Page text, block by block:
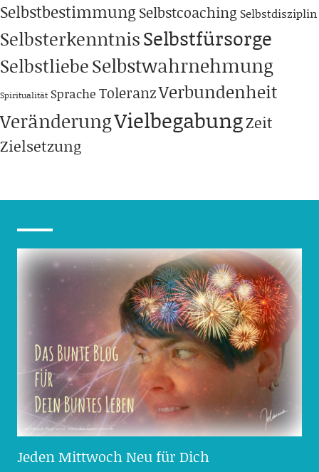
Selbstbestimmung Selbstcoaching Selbstdisziplin
SelbsterkenntnisSelbstfürsorge
SelbstliebeSelbstwahrnehmung
Spiritualität Sprache ToleranzVerbundenheit
VeränderungVielbegabungZeit
Zielsetzung
Jeden Mittwoch Neu für Dich